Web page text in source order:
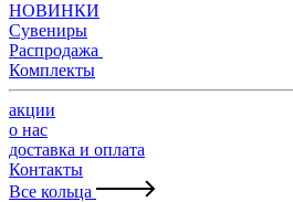
НОВИНКИ
Сувениры
Распродажа
Комплекты
акции
о нас
доставка и оплата
Контакты
Все кольца